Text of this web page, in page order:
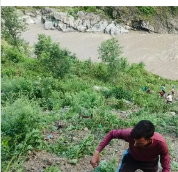
d
a
e
m
a
i
l